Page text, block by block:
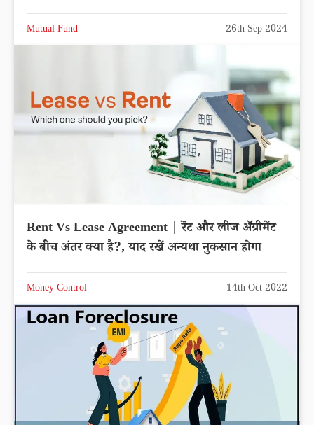
Mutual Fund 26th Sep 2024
Rent Vs Lease Agreement | रेंट और लीज अ‍ॅग्रीमेंट
के बीच अंतर क्या है?, याद रखें अन्यथा नुकसान होगा
Money Control 14th Oct 2022